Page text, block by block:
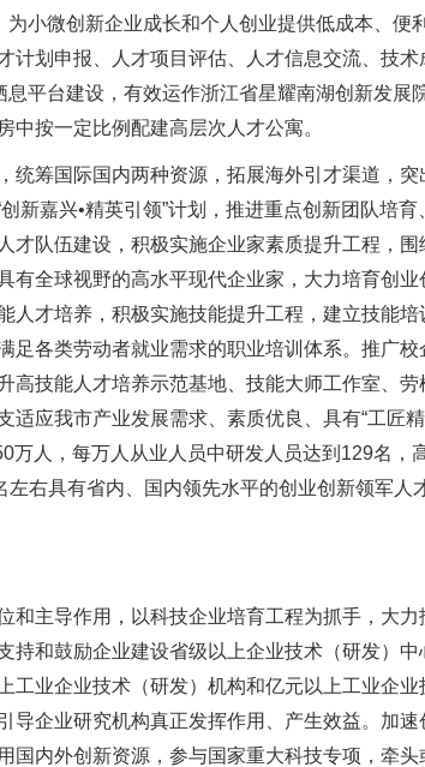
小微创新企业成长和个人创业提供低成本、便
计划申报、人才项目评估、人才信息交流、技术
平台建设，有效运作浙江省星耀南湖创新发展
按一定比例配建高层次人才公寓。
筹国际国内两种资源，拓展海外引才渠道，突
新嘉兴•精英引领”计划，推进重点创新团队培育
才队伍建设，积极实施企业家素质提升工程，围
有全球视野的高水平现代企业家，大力培育创业
人才培养，积极实施技能提升工程，建立技能培
足各类劳动者就业需求的职业培训体系。推广校
高技能人才培养示范基地、技能大师工作室、劳
应我市产业发展需求、素质优良、具有“工匠精
人，每万人从业人员中研发人员达到129名，
右具有省内、国内领先水平的创业创新领军人
主导作用，以科技企业培育工程为抓手，大力
持和鼓励企业建设省级以上企业技术（研发）中
工业企业技术（研发）机构和亿元以上工业企业
导企业研究机构真正发挥作用、产生效益。加速
国内外创新资源，参与国家重大科技专项，牵头